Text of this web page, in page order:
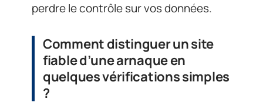
perdre le contrôle sur vos données.
Comment distinguer un site
fiable d’une arnaque en
quelques vérifications simples
?